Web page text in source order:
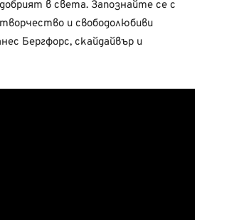
в света. Запознайте се с
и свободолюбиви
Бергфорс, скайдайвър и